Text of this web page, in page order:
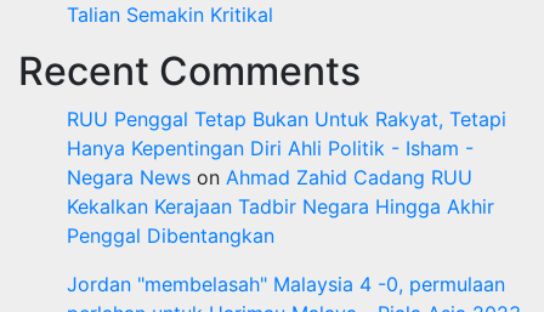
Talian Semakin Kritikal
Recent Comments
RUU Penggal Tetap Bukan Untuk Rakyat, Tetapi
Hanya Kepentingan Diri Ahli Politik - Isham -
Negara News on Ahmad Zahid Cadang RUU
Kekalkan Kerajaan Tadbir Negara Hingga Akhir
Penggal Dibentangkan
Jordan "membelasah" Malaysia 4 -0, permulaan